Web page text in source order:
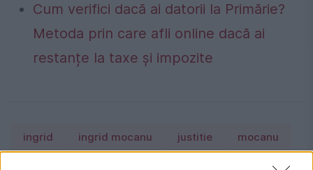
Cum verifici dacă ai datorii la Primărie?
Metoda prin care afli online dacă ai
restanțe la taxe și impozite
ingrid ingrid mocanu justitie mocanu